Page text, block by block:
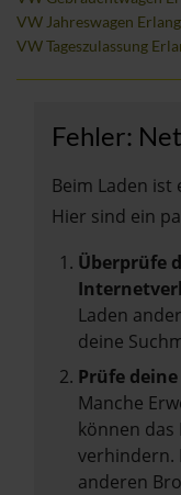
VW Jahreswagen
VW Tageszulassung
Fehler:
Beim Laden
Hier sind ein
Überprüfe
Laden
deine
Prüfe
Manche
können das
verhindern.
anderen